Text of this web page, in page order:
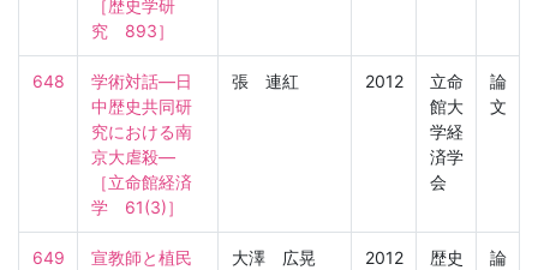
［歴史学研
究　893］
648
学術対話―日
中歴史共同研
究における南
京大虐殺―
［立命館経済
学　61(3)］
張 連紅 2012
立命
館大
学経
済学
会
論
文
649
宣教師と植民
大澤 広晃 2012
歴史
論